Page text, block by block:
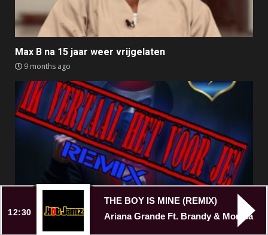
Max B na 15 jaar weer vrijgelaten
9 months ago
12:30
THE BOY IS MINE (REMIX)
Ariana Grande Ft. Brandy & Monica